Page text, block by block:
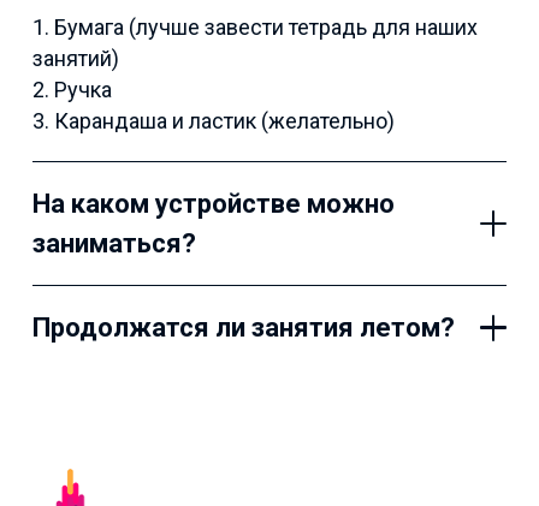
1. Бумага (лучше завести тетрадь для наших
занятий)
2. Ручка
3. Карандаша и ластик (желательно)
На каком устройстве можно
заниматься?
Продолжатся ли занятия летом?